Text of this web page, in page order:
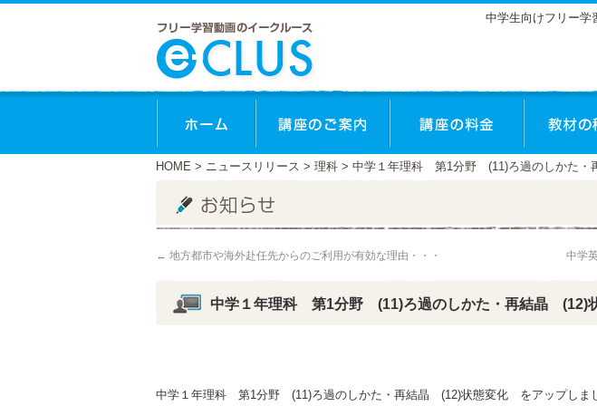
中学生向けフリー学
ホーム 講座のご案内 講座の料金
HOME > ニュースリリース > 理科 > 中学１年理科 第1分野 (11)ろ過のしかた
← 地方都市や海外赴任先からのご利用が有効な理由・・・ 中学
中学１年理科 第1分野 (11)ろ過のしかた・再結晶 (12)
中学１年理科 第1分野 (11)ろ過のしかた・再結晶 (12)状態変化 をアップしまし